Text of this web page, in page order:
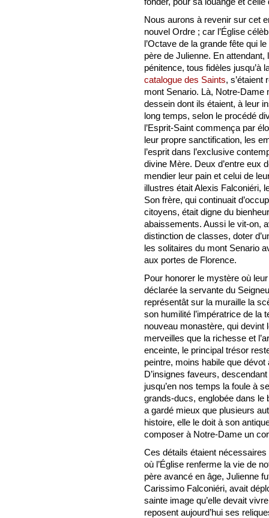
Nous aurons à revenir sur cet
nouvel Ordre ; car l’Église
l’Octave de la grande fête qui
père de Julienne. En
pénitence, tous fidèles jusqu’à
catalogue des Saints, s’étaient
mont Senario. Là, Notre-Dame
dessein dont ils étaient, à leur
long temps, selon le procédé
l’Esprit-Saint commença par
leur propre sanctification, les
l’esprit dans l’exclusive
divine Mère. Deux d’entre eux
mendier leur pain et celui de
illustres était Alexis Falconiéri,
Son frère, qui continuait
citoyens, était digne du
abaissements. Aussi le vit-on,
distinction de classes, doter
les solitaires du mont Senario
aux portes de Florence.
Pour honorer le mystère où
déclarée la servante du
représentât sur la muraille la
son humilité l’impératrice de la
nouveau monastère, qui devint
merveilles que la richesse et
enceinte, le principal trésor
peintre, moins habile que
D’insignes faveurs,
jusqu’en nos temps la foule à
grands-ducs, englobée dans le
a gardé mieux que plusieurs
histoire, elle le doit à son
composer à Notre-Dame un
Ces détails étaient
où l’Église renferme la vie de
père avancé en âge, Julienne
Carissimo Falconiéri, avait
sainte image qu’elle devait
reposent aujourd’hui ses